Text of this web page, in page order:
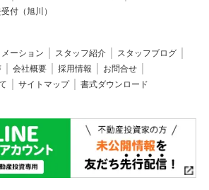
付（旭川）
ーション スタッフ紹介
スタッフブログ
会社概要 採用情報
お問合せ
サイトマップ 書式ダウンロード